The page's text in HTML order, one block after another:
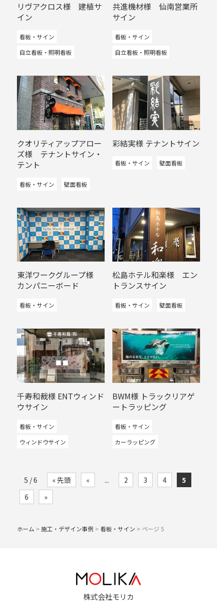
リヴアクロス様 建植サ
イン
看板・サイン
自立看板・照明看板
共進機材様 仙南営業所
サイン
看板・サイン
自立看板・照明看板
​クオリティアップアロー
ズ様 テナントサイン・
テント
看板・サイン 壁面看板
彩結実様 テナントサイン
看板・サイン 壁面看板
東洋ワークグループ様
カンパニーボード
看板・サイン
松島ホテル和楽様 エン
トランスサイン
看板・サイン 壁面看板
千寿和裁様 ENTウィンド
ウサイン
看板・サイン
ウィンドウサイン
BWM様 トラックリアゲ
ートラッピング
看板・サイン
カーラッピング
5 / 6 « 先頭 « ... 2 3 4
5
6
»
ホーム > 施工・デザイン事例 > 看板・サイン > ページ 5
株式会社モリカ